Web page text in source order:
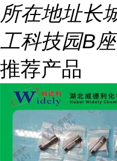
所在地址长
工科技园B
推荐产品